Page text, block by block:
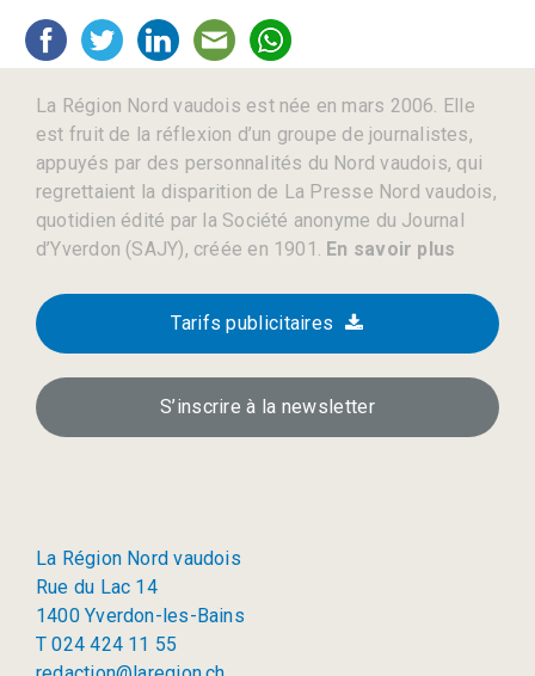
La Région Nord vaudois est née en mars 2006. Elle
est fruit de la réflexion d’un groupe de journalistes,
appuyés par des personnalités du Nord vaudois, qui
regrettaient la disparition de La Presse Nord vaudois,
quotidien édité par la Société anonyme du Journal
d’Yverdon (SAJY), créée en 1901. En savoir plus
Tarifs publicitaires
S’inscrire à la newsletter
La Région Nord vaudois
Rue du Lac 14
1400 Yverdon-les-Bains
T 024 424 11 55